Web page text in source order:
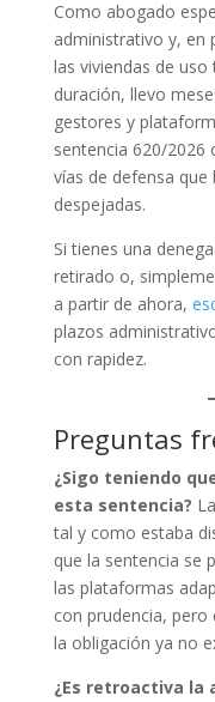
Como abogado
administrativo y, en
las viviendas de
duración, llevo
gestores y
sentencia 620/2026
vías de defensa
despejadas.
Si tienes una
retirado o,
a partir de ahora,
plazos
con rapidez.
Preguntas
¿Sigo teniendo
esta sentencia?
tal y como estaba
que la sentencia se
las plataformas
con prudencia,
la obligación ya no
¿Es retroactiva la